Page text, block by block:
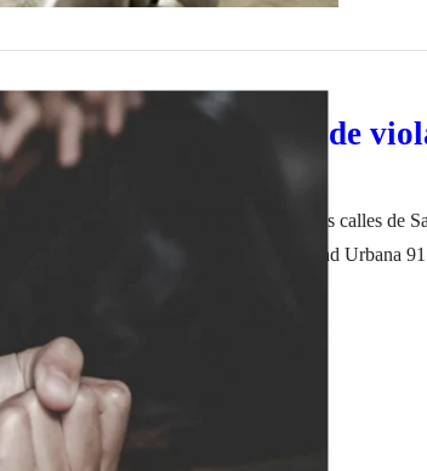
POLICIALES
Detuvieron al acusado de
del centro
Un hombre que caminaba presuroso por las calles de
perteneciente al Departamento de Seguridad Urbana